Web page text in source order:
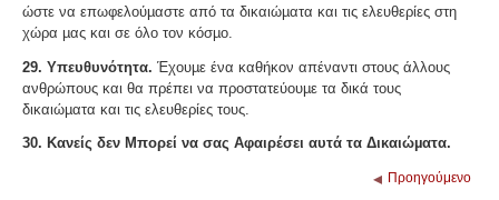
ώστε να επωφελούµαστε από τα δικαιώµατα και τις ελευθερίες στη
χώρα µας και σε όλο τον κόσµο.
29. Υπευθυνότητα. Έχουµε ένα καθήκον απέναντι στους άλλους
ανθρώπους και θα πρέπει να προστατεύουµε τα δικά τους
δικαιώµατα και τις ελευθερίες τους.
30. Κανείς δεν Μπορεί να σας Αφαιρέσει αυτά τα Δικαιώµατα.
Προηγούμενο